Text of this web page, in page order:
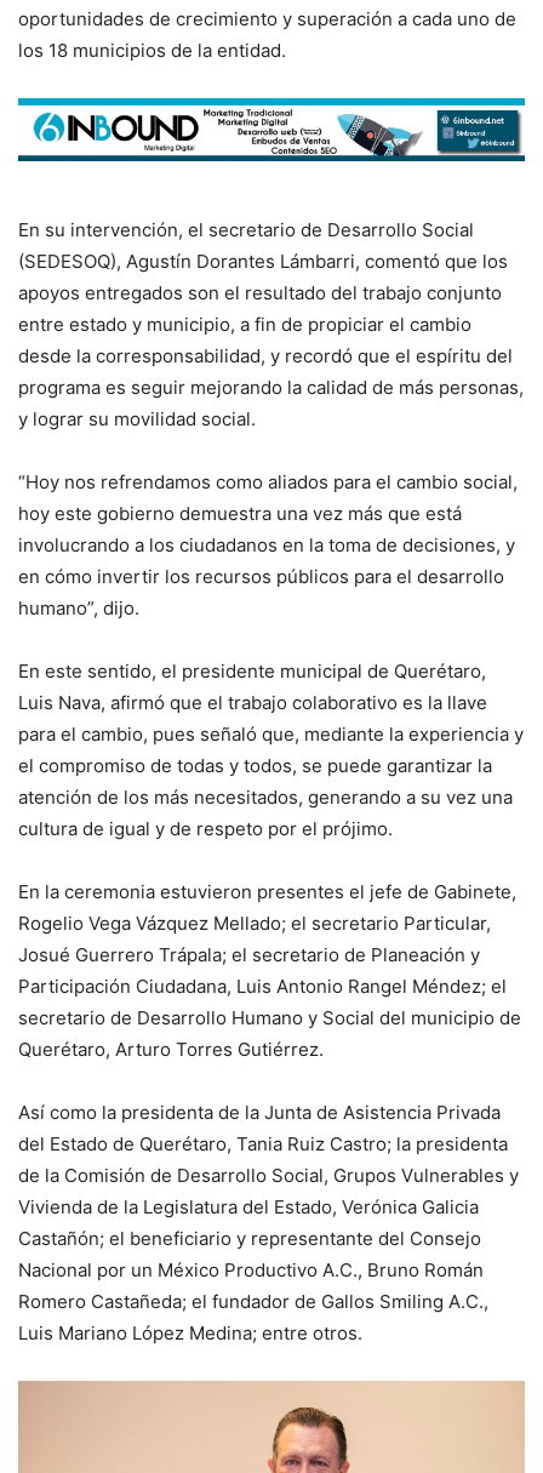
oportunidades de crecimiento y superación a cada uno de
los 18 municipios de la entidad.
En su intervención, el secretario de Desarrollo Social
(SEDESOQ), Agustín Dorantes Lámbarri, comentó que los
apoyos entregados son el resultado del trabajo conjunto
entre estado y municipio, a fin de propiciar el cambio
desde la corresponsabilidad, y recordó que el espíritu del
programa es seguir mejorando la calidad de más personas,
y lograr su movilidad social.
“Hoy nos refrendamos como aliados para el cambio social,
hoy este gobierno demuestra una vez más que está
involucrando a los ciudadanos en la toma de decisiones, y
en cómo invertir los recursos públicos para el desarrollo
humano”, dijo.
En este sentido, el presidente municipal de Querétaro,
Luis Nava, afirmó que el trabajo colaborativo es la llave
para el cambio, pues señaló que, mediante la experiencia y
el compromiso de todas y todos, se puede garantizar la
atención de los más necesitados, generando a su vez una
cultura de igual y de respeto por el prójimo.
En la ceremonia estuvieron presentes el jefe de Gabinete,
Rogelio Vega Vázquez Mellado; el secretario Particular,
Josué Guerrero Trápala; el secretario de Planeación y
Participación Ciudadana, Luis Antonio Rangel Méndez; el
secretario de Desarrollo Humano y Social del municipio de
Querétaro, Arturo Torres Gutiérrez.
Así como la presidenta de la Junta de Asistencia Privada
del Estado de Querétaro, Tania Ruiz Castro; la presidenta
de la Comisión de Desarrollo Social, Grupos Vulnerables y
Vivienda de la Legislatura del Estado, Verónica Galicia
Castañón; el beneficiario y representante del Consejo
Nacional por un México Productivo A.C., Bruno Román
Romero Castañeda; el fundador de Gallos Smiling A.C.,
Luis Mariano López Medina; entre otros.